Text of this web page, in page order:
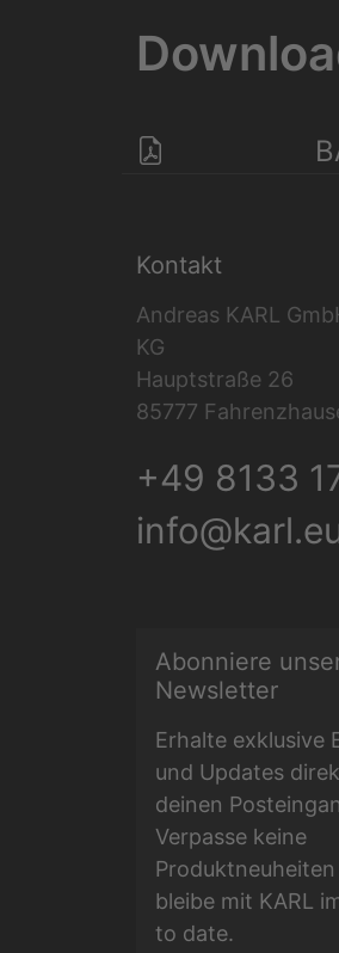
Kontakt
Andreas KARL
KG
Hauptstraße 26
85777
+49 8133
Abonniere
Newsletter
Erhalte exklusive
und Updates
deinen
Verpasse keine
bleibe mit KARL
to date.
E-Mail Adresse